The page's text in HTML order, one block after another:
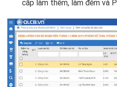
cấp làm thêm, làm đêm và